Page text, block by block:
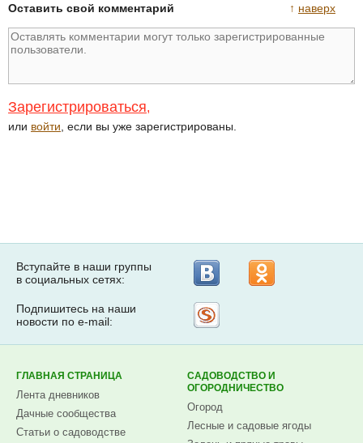
↑ наверх
Оставить свой комментарий
Зарегистрироваться,
или войти , если вы уже зарегистрированы.
Вступайте в наши группы
в социальных сетях:
Подпишитесь на наши
новости по e-mail:
ГЛАВНАЯ СТРАНИЦА
Лента дневников
Дачные сообщества
Статьи о садоводстве
САДОВОДСТВО И
ОГОРОДНИЧЕСТВО
Огород
Лесные и садовые ягоды